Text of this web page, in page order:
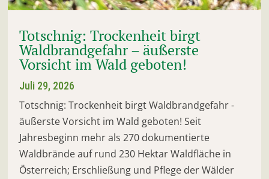
Totschnig: Trockenheit birgt
Waldbrandgefahr – äußerste
Vorsicht im Wald geboten!
Juli 29, 2026
Totschnig: Trockenheit birgt Waldbrandgefahr -
äußerste Vorsicht im Wald geboten! Seit
Jahresbeginn mehr als 270 dokumentierte
Waldbrände auf rund 230 Hektar Waldfläche in
Österreich; Erschließung und Pflege der Wälder